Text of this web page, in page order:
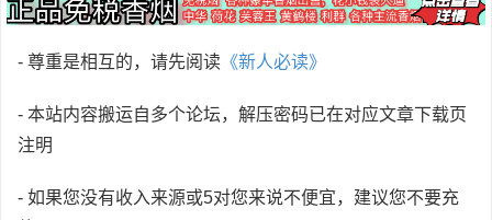
- 尊重是相互的，请先阅读 《新人必读》
- 本站内容搬运自多个论坛，解压密码已在对应文章下载页
注明
- 如果您没有收入来源或5对您来说不便宜，建议您不要充